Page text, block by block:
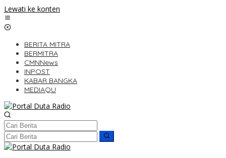
Lewati ke konten
BERITA MITRA
BERMITRA
CMNNews
INPOST
KABAR BANGKA
MEDIAQU